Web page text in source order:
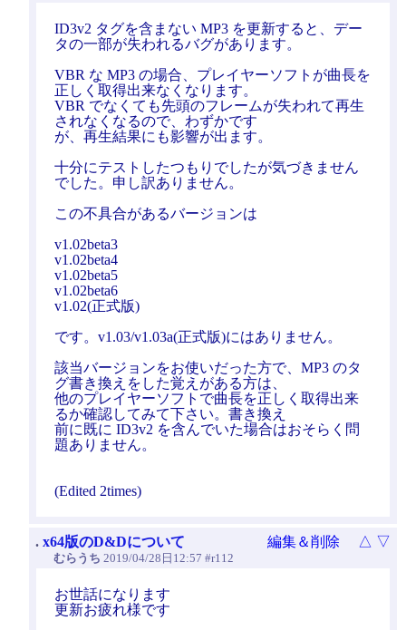
ID3v2 タグを含まない MP3 を更新すると、デー
タの一部が失われるバグがあります。
VBR な MP3 の場合、プレイヤーソフトが曲長を
正しく取得出来なくなります。
VBR でなくても先頭のフレームが失われて再生
されなくなるので、わずかです
が、再生結果にも影響が出ます。
十分にテストしたつもりでしたが気づきません
でした。申し訳ありません。
この不具合があるバージョンは
v1.02beta3
v1.02beta4
v1.02beta5
v1.02beta6
v1.02(正式版)
です。v1.03/v1.03a(正式版)にはありません。
該当バージョンをお使いだった方で、MP3 のタ
グ書き換えをした覚えがある方は、
他のプレイヤーソフトで曲長を正しく取得出来
るか確認してみて下さい。書き換え
前に既に ID3v2 を含んでいた場合はおそらく問
題ありません。
(Edited 2times)
. x64版のD&Dについて
むらうち 2019/04/28日12:57 #r112
編集＆削除 △ ▽
お世話になります
更新お疲れ様です